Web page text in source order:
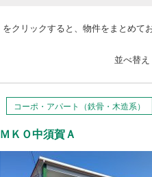
をクリックすると、物件をまとめて
並べ替え
コーポ・アパート（鉄骨・木造系）
ＭＫＯ中須賀Ａ